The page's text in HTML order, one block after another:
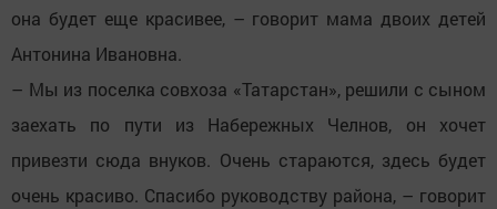
она будет еще красивее, – говорит мама двоих детей
Антонина Ивановна.
– Мы из поселка совхоза «Татарстан», решили с сыном
заехать по пути из Набережных Челнов, он хочет
привезти сюда внуков. Очень стараются, здесь будет
очень красиво. Спасибо руководству района, – говорит